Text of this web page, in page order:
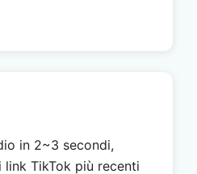
in 2~3 secondi,
TikTok più recenti